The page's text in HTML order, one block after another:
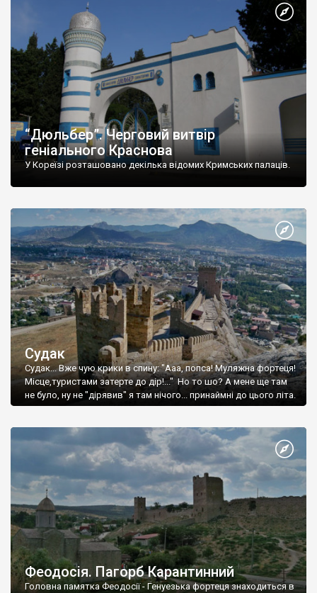
“Дюльбер”. Черговий витвір
геніального Краснова
У Кореїзі розташовано декілька відомих Кримських палаців.
Судак
Судак... Вже чую крики в спину: "Ааа, попса! Муляжна фортеця!
Місце,туристами затерте до дір!..." Но то шо? А мене ще там
не було, ну не "дірявив" я там нічого... принаймні до цього літа.
Феодосія. Пагорб Карантинний
Головна памятка Феодосії - Генуезька фортеця знаходиться в